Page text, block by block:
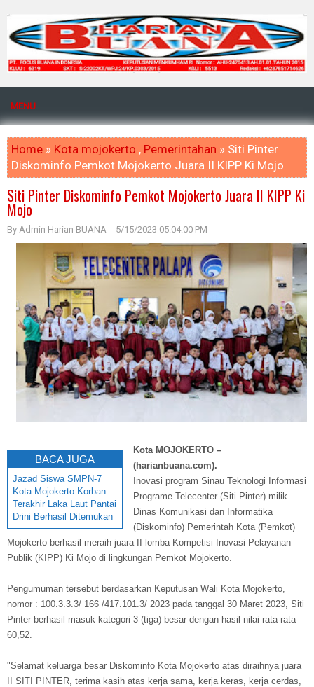
MENU
Home » Kota mojokerto , Pemerintahan » Siti Pinter
Diskominfo Pemkot Mojokerto Juara II KIPP Ki Mojo
Siti Pinter Diskominfo Pemkot Mojokerto Juara II KIPP Ki
Mojo
By Admin Harian BUANA 5/15/2023 05:04:00 PM
BACA JUGA
Jazad Siswa SMPN-7
Kota Mojokerto Korban
Terakhir Laka Laut Pantai
Drini Berhasil Ditemukan
Kota MOJOKERTO –
(harianbuana.com).
Inovasi program Sinau Teknologi Informasi
Programe Telecenter (Siti Pinter) milik
Dinas Komunikasi dan Informatika
(Diskominfo) Pemerintah Kota (Pemkot)
Mojokerto berhasil meraih juara II lomba Kompetisi Inovasi Pelayanan
Publik (KIPP) Ki Mojo di lingkungan Pemkot Mojokerto.
Pengumuman tersebut berdasarkan Keputusan Wali Kota Mojokerto,
nomor : 100.3.3.3/ 166 /417.101.3/ 2023 pada tanggal 30 Maret 2023, Siti
Pinter berhasil masuk kategori 3 (tiga) besar dengan hasil nilai rata-rata
60,52.
"Selamat keluarga besar Diskominfo Kota Mojokerto atas diraihnya juara
II SITI PINTER, terima kasih atas kerja sama, kerja keras, kerja cerdas,